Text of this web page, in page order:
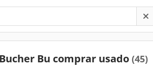
Bucher Bu comprar usado (45)